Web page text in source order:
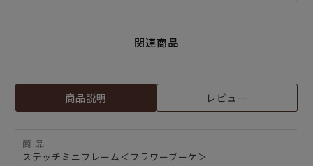
関連商品
商品説明 レビュー
商 品
ステッチミニフレーム＜フラワーブーケ＞